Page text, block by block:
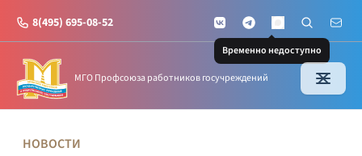
8(495) 695-08-52 VKontakteTelegramMAX
Временно недоступно
Поиск по
Почта
МГО Профсоюза работников госучреждений
НОВОСТИ